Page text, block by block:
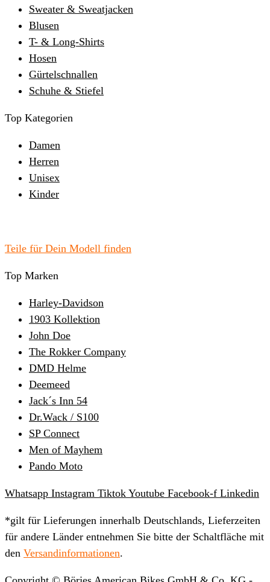
Sweater & Sweatjacken
Blusen
T- & Long-Shirts
Hosen
Gürtelschnallen
Schuhe & Stiefel
Top Kategorien
Damen
Herren
Unisex
Kinder
Teile für Dein Modell finden
Top Marken
Harley-Davidson
1903 Kollektion
John Doe
The Rokker Company
DMD Helme
Deemeed
Jack´s Inn 54
Dr.Wack / S100
SP Connect
Men of Mayhem
Pando Moto
Whatsapp Instagram Tiktok Youtube Facebook-f Linkedin
*gilt für Lieferungen innerhalb Deutschlands, Lieferzeiten
für andere Länder entnehmen Sie bitte der Schaltfläche mit
den Versandinformationen.